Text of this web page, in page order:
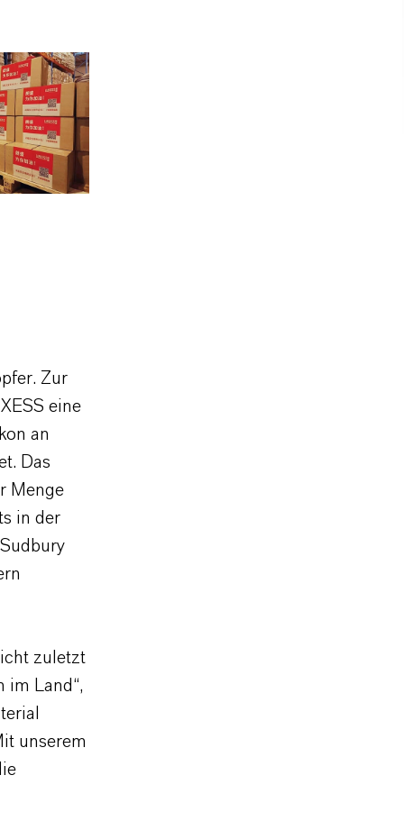
Zur
eine
an
Das
Menge
in der
zuletzt
im Land“,
unserem